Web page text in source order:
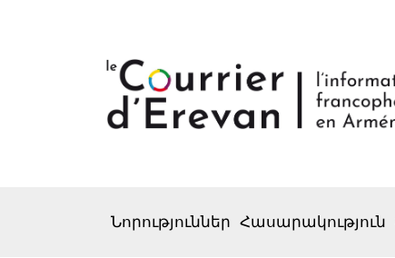
Նորություններ Հասարակություն